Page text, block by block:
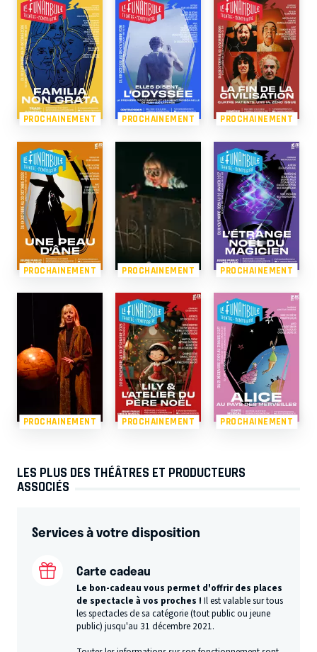
PROCHAINEMENT PROCHAINEMENT PROCHAINEMENT
PROCHAINEMENT PROCHAINEMENT PROCHAINEMENT
PROCHAINEMENT PROCHAINEMENT PROCHAINEMENT
LES PLUS DES THÉÂTRES ET PRODUCTEURS
ASSOCIÉS
Services à votre disposition
Carte cadeau
Le bon-cadeau vous permet d'offrir des places
de spectacle à vos proches ! Il est valable sur tous
les spectacles de sa catégorie (tout public ou jeune
public) jusqu'au 31 décembre 2021.